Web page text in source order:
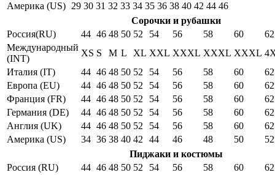
Америка (US) 29 30 31 32 33 34 35 36 38 40 42 44 46
Сорочки и рубашки
Россия(RU)
44 46 48 50 52 54 56 58 60
62
Международный
(INT)
XS S M L XL XXL XXXL XXXL XXXL
Италия (IT)
44 46 48 50 52 54 56 58 60
62
Европа (EU)
44 46 48 50 52 54 56 58 60
62
Франция (FR)
44 46 48 50 52 54 56 58 60
62
Германия (DE)
44 46 48 50 52 54 56 58 60
62
Англия (UK)
44 46 48 50 52 54 56 58 60
62
Америка (US)
34 36 38 40 42 44 46 48 50
52
Пиджаки и костюмы
Россия (RU)
44 46 48 50 52 54 56 58 60
62